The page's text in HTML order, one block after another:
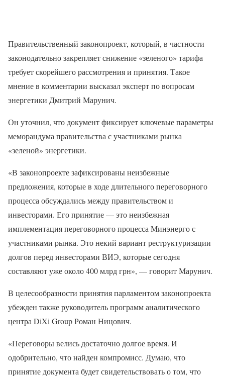
Правительственный законопроект, который, в частности
законодательно закрепляет снижение «зеленого» тарифа
требует скорейшего рассмотрения и принятия. Такое
мнение в комментарии высказал эксперт по вопросам
энергетики Дмитрий Марунич.
Он уточнил, что документ фиксирует ключевые параметры
меморандума правительства с участниками рынка
«зеленой» энергетики.
«В законопроекте зафиксированы неизбежные
предложения, которые в ходе длительного переговорного
процесса обсуждались между правительством и
инвесторами. Его принятие — это неизбежная
имплементация переговорного процесса Минэнерго с
участниками рынка. Это некий вариант реструктуризации
долгов перед инвесторами ВИЭ, которые сегодня
составляют уже около 400 млрд грн», — говорит Марунич.
В целесообразности принятия парламентом законопроекта
убежден также руководитель программ аналитического
центра DiXi Group Роман Ницович.
«Переговоры велись достаточно долгое время. И
одобрительно, что найден компромисс. Думаю, что
принятие документа будет свидетельствовать о том, что